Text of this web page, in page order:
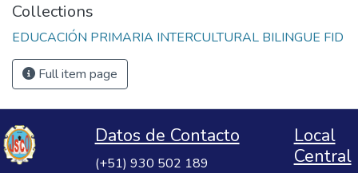
Collections
EDUCACIÓN PRIMARIA INTERCULTURAL BILINGUE FID
Full item page
Datos de Contacto
(+51) 930 502 189
Local
Central